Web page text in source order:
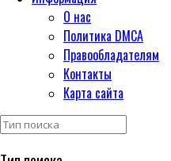
О нас
Политика DMCA
Правообладателям
Контакты
Карта сайта